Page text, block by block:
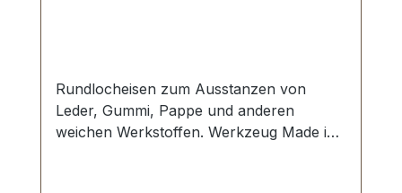
Rundlocheisen zum Ausstanzen von
Leder, Gummi, Pappe und anderen
weichen Werkstoffen. Werkzeug Made in